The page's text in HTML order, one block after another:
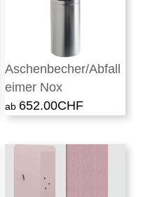
Aschenbecher/Abfall
eimer Nox
652.00CHF